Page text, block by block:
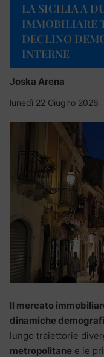
LA SICILIA A
IMMOBILIARE
DECLINO
INTERNE
Joska Arena
lunedì 22 Giugno 2026
Il mercato
dinamiche
lungo traiettorie
metropolitane e le